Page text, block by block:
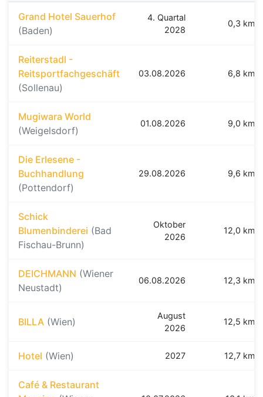
Grand Hotel Sauerhof
(Baden)
4. Quartal
2028
0,3 km
Reiterstadl -
Reitsportfachgeschäft
(Sollenau)
03.08.2026 6,8 km
Mugiwara World
(Weigelsdorf)
01.08.2026 9,0 km
Die Erlesene -
Buchhandlung
(Pottendorf)
29.08.2026 9,6 km
Schick
Blumenbinderei (Bad
Fischau-Brunn)
Oktober
2026
12,0 km
DEICHMANN (Wiener
Neustadt)
06.08.2026 12,3 km
BILLA (Wien)
August
2026
12,5 km
Hotel (Wien) 2027 12,7 km
Café & Restaurant